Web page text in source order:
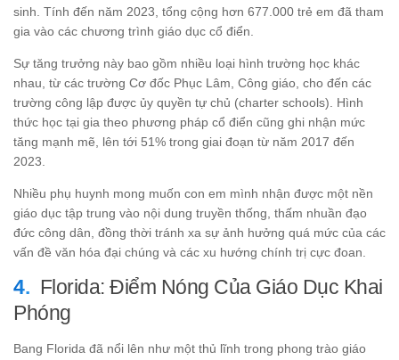
sinh. Tính đến năm 2023, tổng cộng hơn 677.000 trẻ em đã tham
gia vào các chương trình giáo dục cổ điển.
Sự tăng trưởng này bao gồm nhiều loại hình trường học khác
nhau, từ các trường Cơ đốc Phục Lâm, Công giáo, cho đến các
trường công lập được ủy quyền tự chủ (charter schools). Hình
thức học tại gia theo phương pháp cổ điển cũng ghi nhận mức
tăng mạnh mẽ, lên tới 51% trong giai đoạn từ năm 2017 đến
2023.
Nhiều phụ huynh mong muốn con em mình nhận được một nền
giáo dục tập trung vào nội dung truyền thống, thấm nhuần đạo
đức công dân, đồng thời tránh xa sự ảnh hưởng quá mức của các
vấn đề văn hóa đại chúng và các xu hướng chính trị cực đoan.
Florida: Điểm Nóng Của Giáo Dục Khai
Phóng
Bang Florida đã nổi lên như một thủ lĩnh trong phong trào giáo